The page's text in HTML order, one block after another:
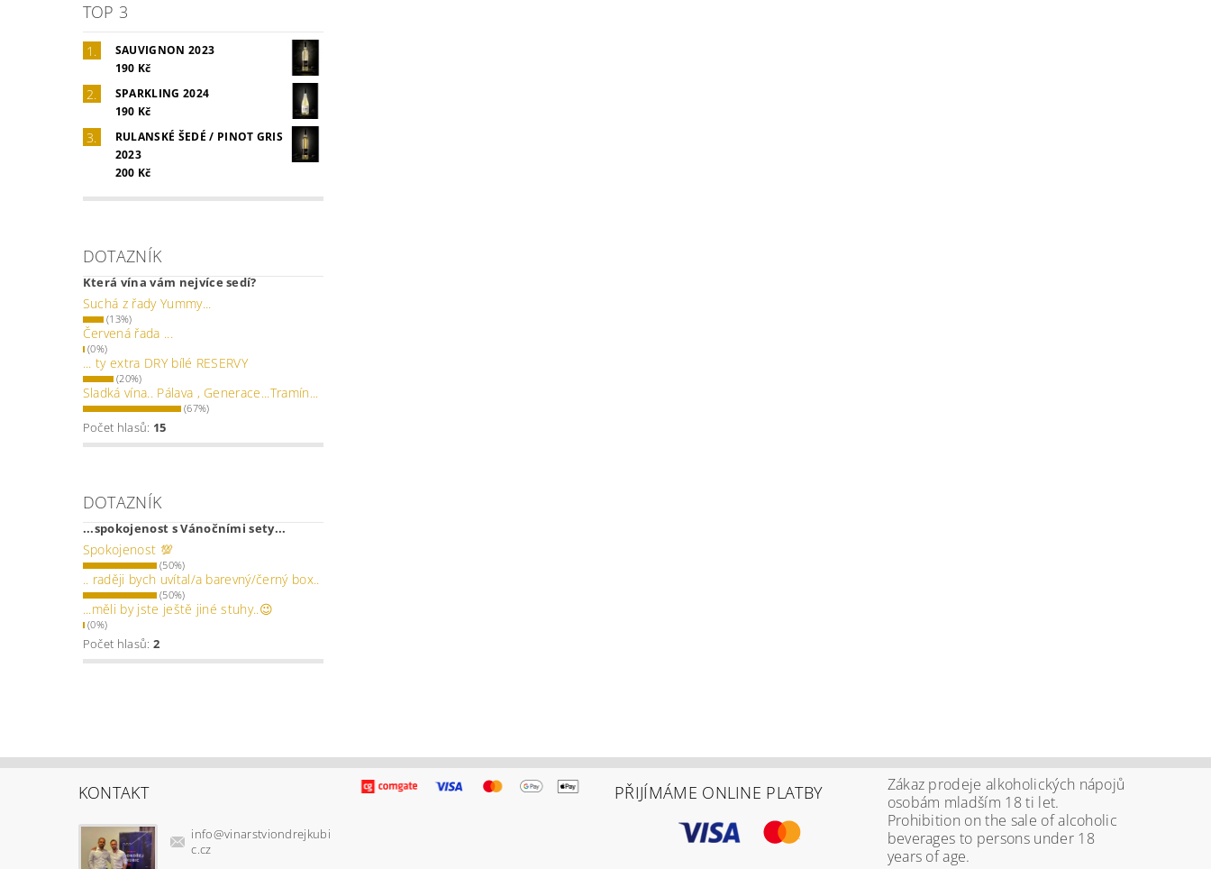
TOP 3
SAUVIGNON 2023
190 Kč
SPARKLING 2024
190 Kč
RULANSKÉ ŠEDÉ / PINOT GRIS
2023
200 Kč
DOTAZNÍK
Která vína vám nejvíce sedí?
Suchá z řady Yummy...
(13%)
Červená řada ...
(0%)
... ty extra DRY bílé RESERVY
(20%)
Sladká vína.. Pálava , Generace...Tramín...
(67%)
Počet hlasů: 15
DOTAZNÍK
...spokojenost s Vánočními sety...
Spokojenost 💯
(50%)
.. raději bych uvítal/a barevný/černý box..
(50%)
...měli by jste ještě jiné stuhy..😉
(0%)
Počet hlasů: 2
KONTAKT
info@vinarstviondrejkubi
c.cz
PŘIJÍMÁME ONLINE PLATBY
Zákaz prodeje alkoholických nápojů
osobám mladším 18 ti let.
Prohibition on the sale of alcoholic
beverages to persons under 18
years of age.